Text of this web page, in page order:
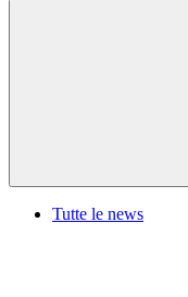
Tutte le news